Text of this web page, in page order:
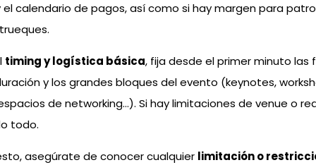
calendario de pagos, así como si hay margen para
timing y logística básica, fija desde el primer minuto las
y los grandes bloques del evento (keynotes,
de networking…). Si hay limitaciones de venue o
todo.
asegúrate de conocer cualquier limitación o